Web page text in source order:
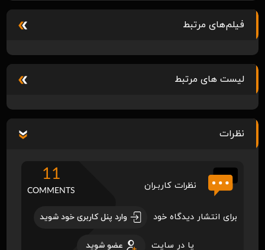
فیلم‌های مرتبط
لیست های مرتبط
نظرات
نظرات کاربـران
11
COMMENTS
برای انتشار دیدگاه خود وارد پنل کاربری خود شوید
یا در سایت عضو شوید